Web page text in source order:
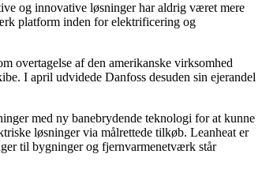
og innovative løsninger har aldrig været mere
platform inden for elektrificering og
overtagelse af den amerikanske virksomhed
I april udvidede Danfoss desuden sin ejerandel
med ny banebrydende teknologi for at kunne
løsninger via målrettede tilkøb. Leanheat er
til bygninger og fjernvarmenetværk står